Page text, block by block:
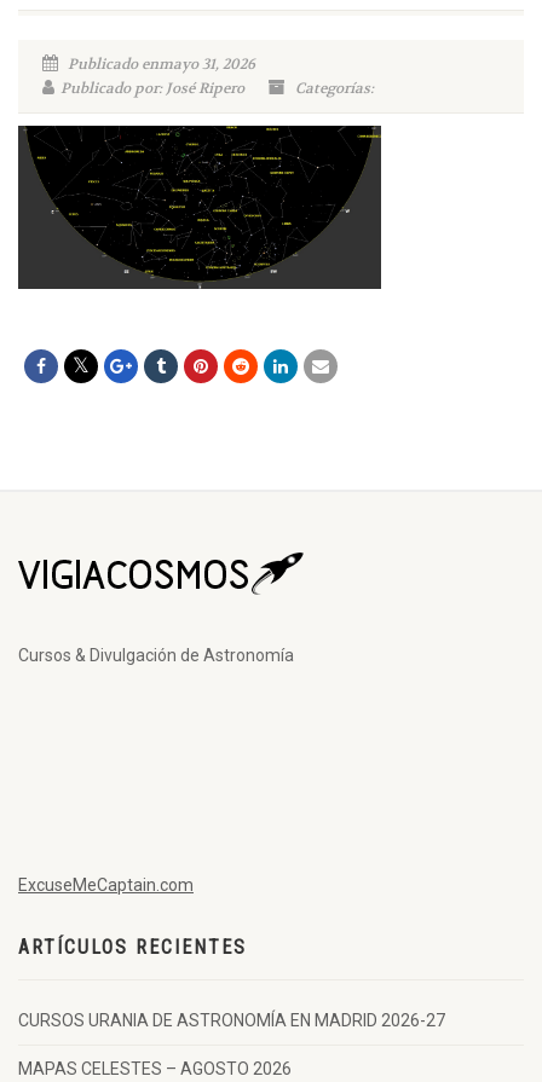
Publicado enmayo 31, 2026
Publicado por: José Ripero
Categorías:
Cursos & Divulgación de Astronomía
ExcuseMeCaptain.com
ARTÍCULOS RECIENTES
CURSOS URANIA DE ASTRONOMÍA EN MADRID 2026-27
MAPAS CELESTES – AGOSTO 2026